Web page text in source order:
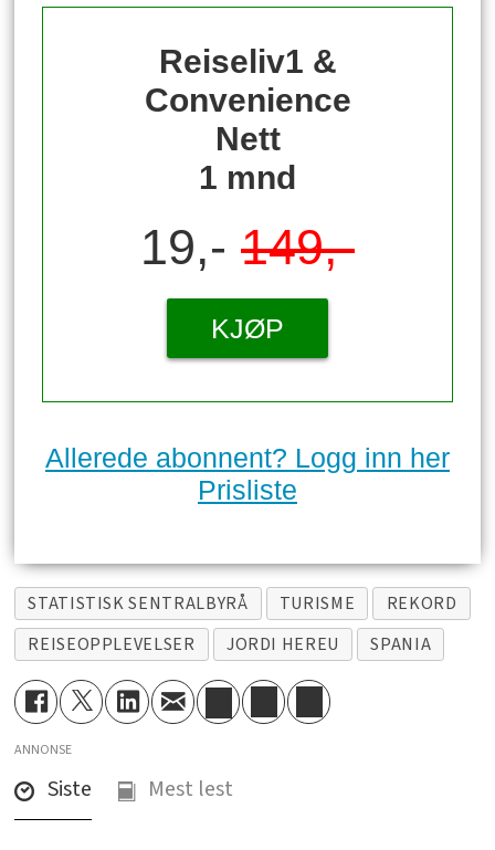
Reiseliv1 &
Convenience
Nett
1 mnd
19,- 149,-
KJØP
Allerede abonnent? Logg inn her
Prisliste
STATISTISK SENTRALBYRÅ TURISME
REKORD
REISEOPPLEVELSER
JORDI HEREU SPANIA
ANNONSE
Siste Mest lest